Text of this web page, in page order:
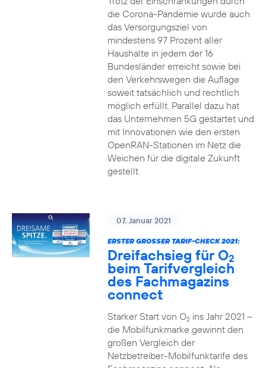
die Corona-Pandemie wurde auch
das Versorgungsziel von
mindestens 97 Prozent aller
Haushalte in jedem der 16
Bundesländer erreicht sowie bei
den Verkehrswegen die Auflage
soweit tatsächlich und rechtlich
möglich erfüllt. Parallel dazu hat
das Unternehmen 5G gestartet und
mit Innovationen wie den ersten
OpenRAN-Stationen im Netz die
Weichen für die digitale Zukunft
gestellt.
07. Januar 2021
ERSTER GROSSER TARIF-CHECK 2021:
Dreifachsieg für O2
beim Tarifvergleich
des Fachmagazins
connect
Starker Start von O2ins Jahr 2021 –
die Mobilfunkmarke gewinnt den
großen Vergleich der
Netzbetreiber-Mobilfunktarife des